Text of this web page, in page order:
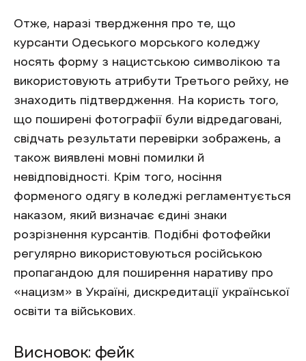
Отже, наразі твердження про те, що
курсанти Одеського морського коледжу
носять форму з нацистською символікою та
використовують атрибути Третього рейху, не
знаходить підтвердження. На користь того,
що поширені фотографії були відредаговані,
свідчать результати перевірки зображень, а
також виявлені мовні помилки й
невідповідності. Крім того, носіння
форменого одягу в коледжі регламентується
наказом, який визначає єдині знаки
розрізнення курсантів. Подібні фотофейки
регулярно використовуються російською
пропагандою для поширення наративу про
«нацизм» в Україні, дискредитації української
освіти та військових.
Висновок: фейк